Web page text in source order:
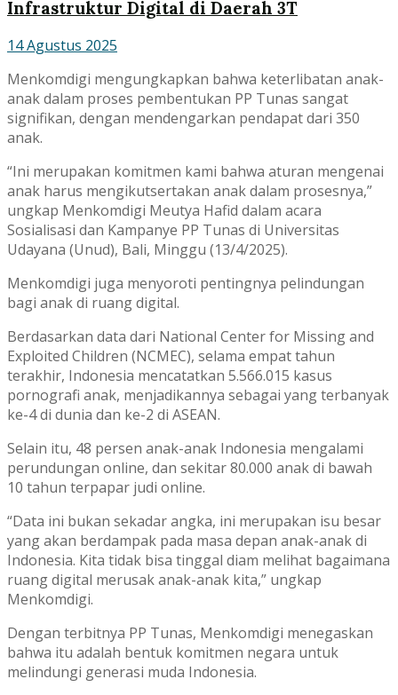
Infrastruktur Digital di Daerah 3T
14 Agustus 2025
Menkomdigi mengungkapkan bahwa keterlibatan anak-
anak dalam proses pembentukan PP Tunas sangat
signifikan, dengan mendengarkan pendapat dari 350
anak.
“Ini merupakan komitmen kami bahwa aturan mengenai
anak harus mengikutsertakan anak dalam prosesnya,”
ungkap Menkomdigi Meutya Hafid dalam acara
Sosialisasi dan Kampanye PP Tunas di Universitas
Udayana (Unud), Bali, Minggu (13/4/2025).
Menkomdigi juga menyoroti pentingnya pelindungan
bagi anak di ruang digital.
Berdasarkan data dari National Center for Missing and
Exploited Children (NCMEC), selama empat tahun
terakhir, Indonesia mencatatkan 5.566.015 kasus
pornografi anak, menjadikannya sebagai yang terbanyak
ke-4 di dunia dan ke-2 di ASEAN.
Selain itu, 48 persen anak-anak Indonesia mengalami
perundungan online, dan sekitar 80.000 anak di bawah
10 tahun terpapar judi online.
“Data ini bukan sekadar angka, ini merupakan isu besar
yang akan berdampak pada masa depan anak-anak di
Indonesia. Kita tidak bisa tinggal diam melihat bagaimana
ruang digital merusak anak-anak kita,” ungkap
Menkomdigi.
Dengan terbitnya PP Tunas, Menkomdigi menegaskan
bahwa itu adalah bentuk komitmen negara untuk
melindungi generasi muda Indonesia.